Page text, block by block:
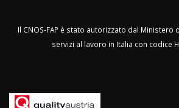
Il CNOS-FAP è stato autorizzato dal Ministero
servizi al lavoro in Italia con codice